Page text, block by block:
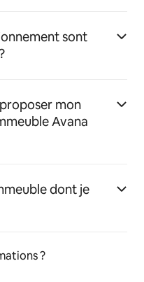
sont
mon
Avana
dont je
?